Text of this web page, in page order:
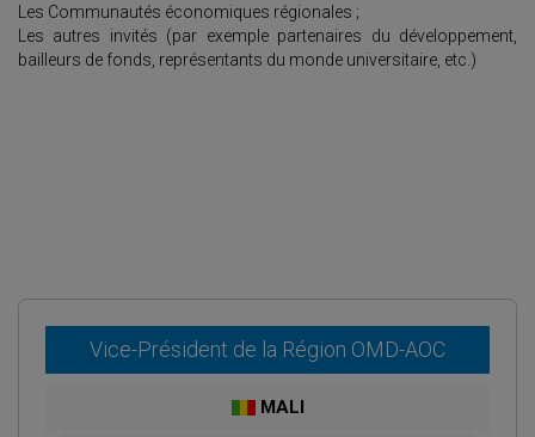
Les Communautés économiques régionales ;
Les autres invités (par exemple partenaires du développement,
bailleurs de fonds, représentants du monde universitaire, etc.)
Vice-Président de la Région OMD-AOC
MALI